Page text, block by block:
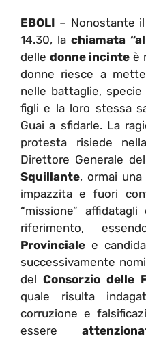
EBOLI – Nonostante
14.30, la chiamata
delle donne incinte è
donne riesce a
nelle battaglie,
figli e la loro stessa
Guai a sfidarle. La
protesta risiede
Direttore Generale
Squillante, ormai
impazzita e fuori
“missione”
riferimento,
Provinciale e
successivamente
del Consorzio delle
quale risulta
corruzione e
essere